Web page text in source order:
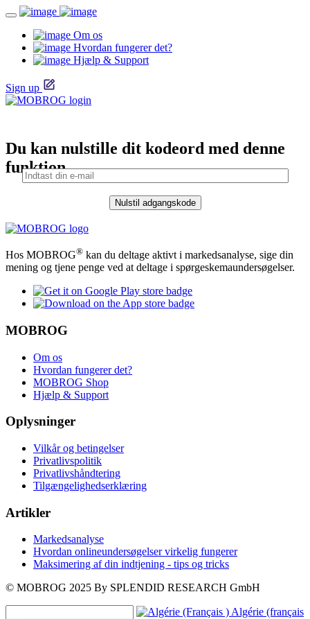
Om os
Hvordan fungerer det?
Hjælp & Support
Sign up
Du kan nulstille dit kodeord med denne
funktion.
Hos MOBROG® kan du deltage aktivt i markedsanalyse, sige din
mening og tjene penge ved at deltage i spørgeskemaundersøgelser.
MOBROG
Om os
Hvordan fungerer det?
MOBROG Shop
Hjælp & Support
Oplysninger
Vilkår og betingelser
Privatlivspolitik
Privatlivshåndtering
Tilgængelighedserklæring
Artikler
Markedsanalyse
Hvordan onlineundersøgelser virkelig fungerer
Maksimering af din indtjening - tips og tricks
© MOBROG 2025 By SPLENDID RESEARCH GmbH
Algérie (français